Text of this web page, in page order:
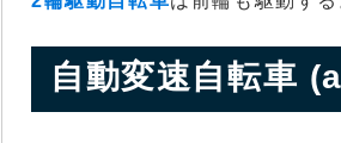
自動変速自転車